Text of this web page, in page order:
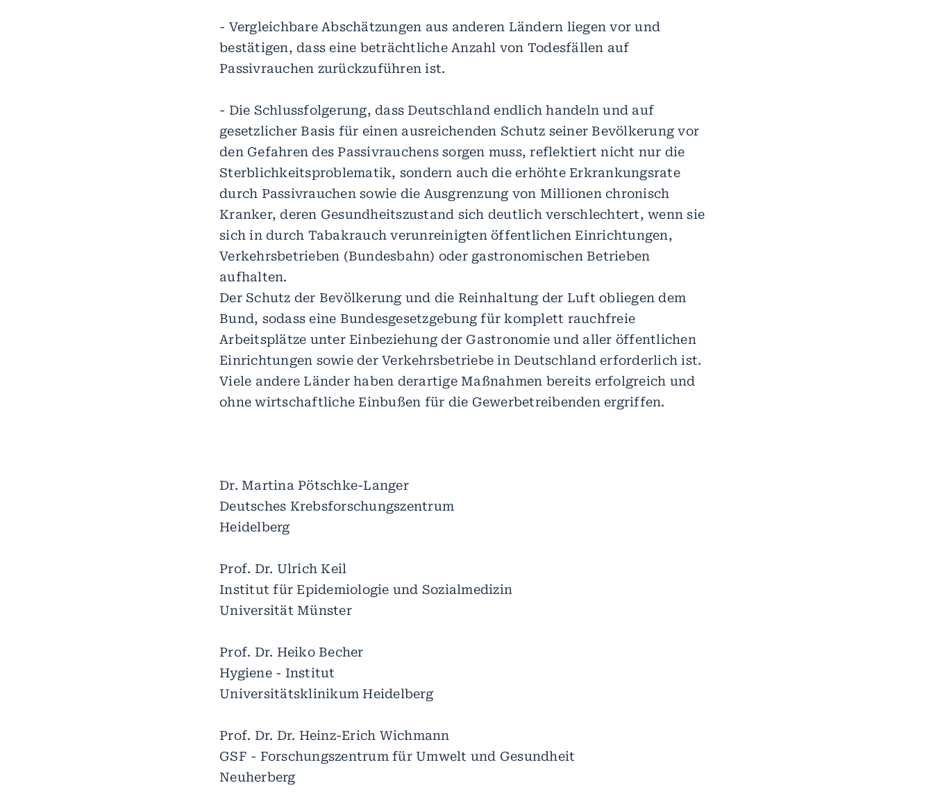
- Vergleichbare Abschätzungen aus anderen Ländern liegen vor und
bestätigen, dass eine beträchtliche Anzahl von Todesfällen auf
Passivrauchen zurückzuführen ist.
- Die Schlussfolgerung, dass Deutschland endlich handeln und auf
gesetzlicher Basis für einen ausreichenden Schutz seiner Bevölkerung vor
den Gefahren des Passivrauchens sorgen muss, reflektiert nicht nur die
Sterblichkeitsproblematik, sondern auch die erhöhte Erkrankungsrate
durch Passivrauchen sowie die Ausgrenzung von Millionen chronisch
Kranker, deren Gesundheitszustand sich deutlich verschlechtert, wenn sie
sich in durch Tabakrauch verunreinigten öffentlichen Einrichtungen,
Verkehrsbetrieben (Bundesbahn) oder gastronomischen Betrieben
aufhalten.
Der Schutz der Bevölkerung und die Reinhaltung der Luft obliegen dem
Bund, sodass eine Bundesgesetzgebung für komplett rauchfreie
Arbeitsplätze unter Einbeziehung der Gastronomie und aller öffentlichen
Einrichtungen sowie der Verkehrsbetriebe in Deutschland erforderlich ist.
Viele andere Länder haben derartige Maßnahmen bereits erfolgreich und
ohne wirtschaftliche Einbußen für die Gewerbetreibenden ergriffen.
Dr. Martina Pötschke-Langer
Deutsches Krebsforschungszentrum
Heidelberg
Prof. Dr. Ulrich Keil
Institut für Epidemiologie und Sozialmedizin
Universität Münster
Prof. Dr. Heiko Becher
Hygiene - Institut
Universitätsklinikum Heidelberg
Prof. Dr. Dr. Heinz-Erich Wichmann
GSF - Forschungszentrum für Umwelt und Gesundheit
Neuherberg